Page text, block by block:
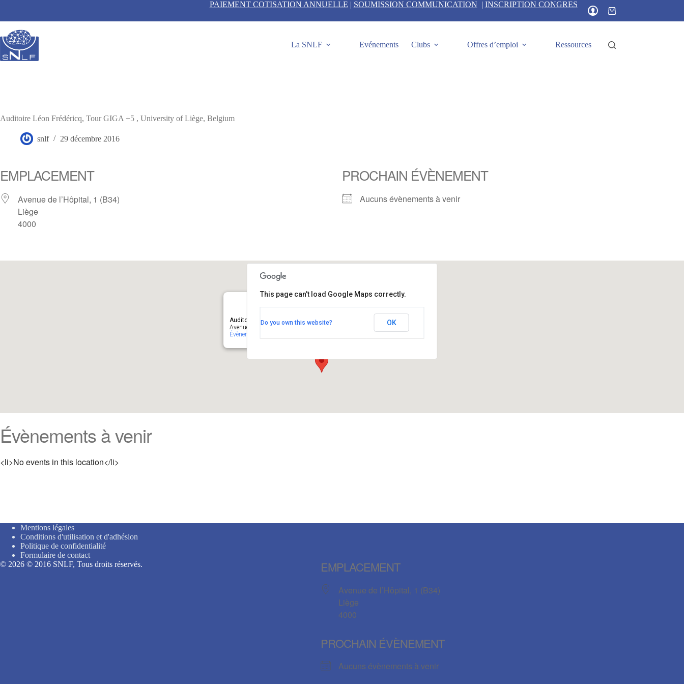
contenu
PAIEMENT COTISATION ANNUELLE | SOUMISSION COMMUNICATION | INSCRIPTION CONGRES
Panier
d’achat
La SNLF Evénements Clubs Offres d’emploi Ressources
Auditoire Léon Frédéricq, Tour GIGA +5 , University of Liège, Belgium
snlf 29 décembre 2016
EMPLACEMENT
Avenue de l’Hôpital, 1 (B34)
Liège
4000
PROCHAIN ÉVÈNEMENT
Aucuns évènements à venir
Auditoire Léon Frédéricq, Tour GIGA +5 , University of Liège, Belgium
Avenue de l’Hôpital, 1 (B34) - Liège
Évènements
This page can't load Google Maps correctly.
Do you own this website? OK
Évènements à venir
<li>No events in this location</li>
Mentions légales
Conditions d'utilisation et d'adhésion
Politique de confidentialité
Formulaire de contact
© 2026 © 2016 SNLF, Tous droits réservés.
EMPLACEMENT
Avenue de l’Hôpital, 1 (B34)
Liège
4000
PROCHAIN ÉVÈNEMENT
Aucuns évènements à venir